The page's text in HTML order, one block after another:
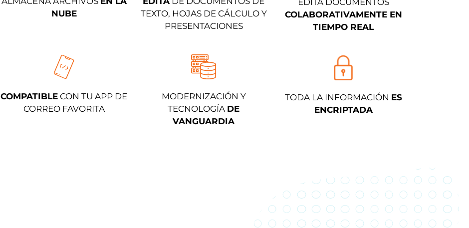
NUBE
TEXTO, HOJAS DE CÁLCULO Y
PRESENTACIONES​
EDITA DOCUMENTOS
COLABORATIVAMENTE EN
TIEMPO REAL
COMPATIBLE CON TU APP DE
CORREO FAVORITA​
MODERNIZACIÓN Y
TECNOLOGÍA DE
VANGUARDIA
TODA LA INFORMACIÓN ES
ENCRIPTADA